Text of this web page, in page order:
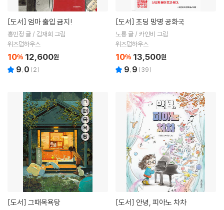
[도서] 엄마 출입 금지!
홍민정 글 / 김재희 그림
위즈덤하우스
10% 12,600원
9.0 (2)
[도서] 초딩 망명 공화국
노룡 글 / 카인비 그림
위즈덤하우스
10% 13,500원
9.9 (39)
[도서] 그때목욕탕 [도서] 안녕, 피아노 차차